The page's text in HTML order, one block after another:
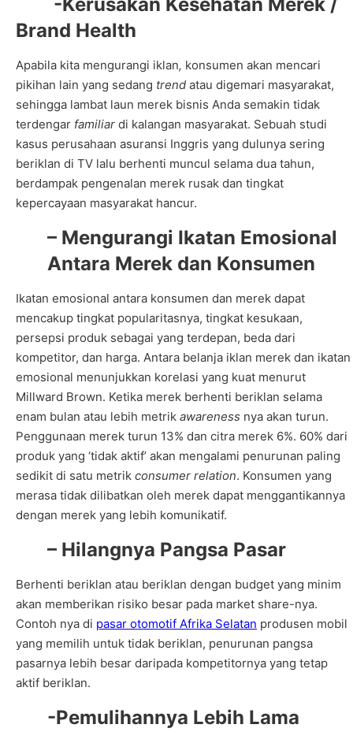
Brand Health
Apabila kita mengurangi iklan, konsumen akan mencari
pikihan lain yang sedang trend atau digemari masyarakat,
sehingga lambat laun merek bisnis Anda semakin tidak
terdengar familiar di kalangan masyarakat. Sebuah studi
kasus perusahaan asuransi Inggris yang dulunya sering
beriklan di TV lalu berhenti muncul selama dua tahun,
berdampak pengenalan merek rusak dan tingkat
kepercayaan masyarakat hancur.
– Mengurangi Ikatan Emosional
Antara Merek dan Konsumen
Ikatan emosional antara konsumen dan merek dapat
mencakup tingkat popularitasnya, tingkat kesukaan,
persepsi produk sebagai yang terdepan, beda dari
kompetitor, dan harga. Antara belanja iklan merek dan ikatan
emosional menunjukkan korelasi yang kuat menurut
Millward Brown. Ketika merek berhenti beriklan selama
enam bulan atau lebih metrik awareness nya akan turun.
Penggunaan merek turun 13% dan citra merek 6%. 60% dari
produk yang ‘tidak aktif’ akan mengalami penurunan paling
sedikit di satu metrik consumer relation. Konsumen yang
merasa tidak dilibatkan oleh merek dapat menggantikannya
dengan merek yang lebih komunikatif.
– Hilangnya Pangsa Pasar
Berhenti beriklan atau beriklan dengan budget yang minim
akan memberikan risiko besar pada market share-nya.
Contoh nya di pasar otomotif Afrika Selatan produsen mobil
yang memilih untuk tidak beriklan, penurunan pangsa
pasarnya lebih besar daripada kompetitornya yang tetap
aktif beriklan.
-Pemulihannya Lebih Lama